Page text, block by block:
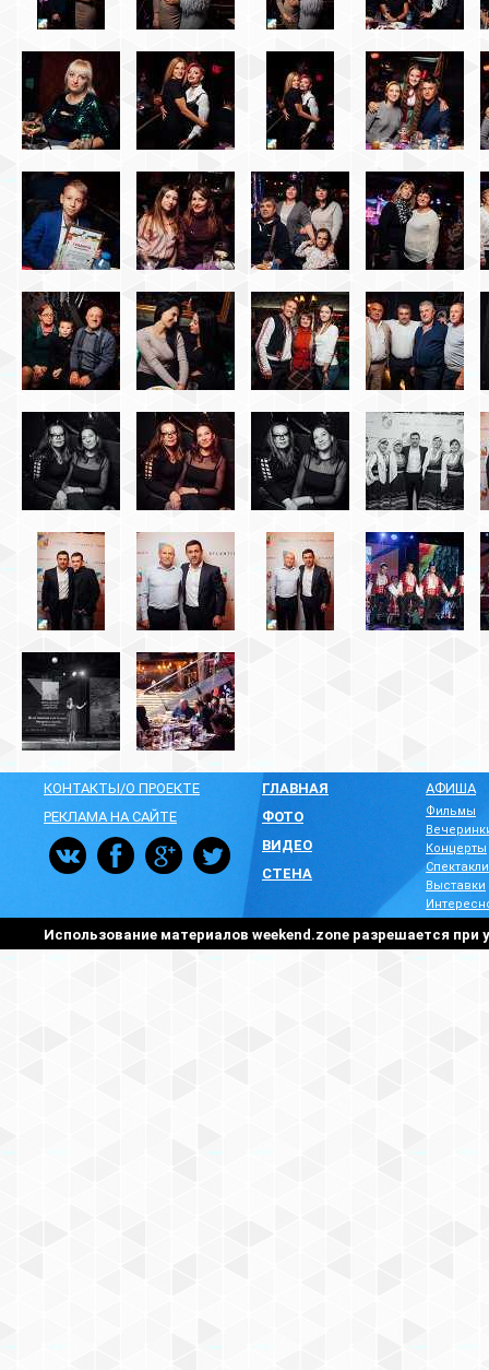
КОНТАКТЫ/О ПРОЕКТЕ
РЕКЛАМА НА САЙТЕ
ГЛАВНАЯ
ФОТО
ВИДЕО
СТЕНА
АФИША
Фильмы
Концерты
Спектакли
Выставки
Использование материалов weekend.zone разрешается